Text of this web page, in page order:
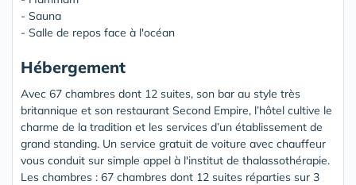
- Sauna
- Salle de repos face à l'océan
Hébergement
Avec 67 chambres dont 12 suites, son bar au style très
britannique et son restaurant Second Empire, l’hôtel cultive le
charme de la tradition et les services d’un établissement de
grand standing. Un service gratuit de voiture avec chauffeur
vous conduit sur simple appel à l'institut de thalassothérapie.
Les chambres : 67 chambres dont 12 suites réparties sur 3